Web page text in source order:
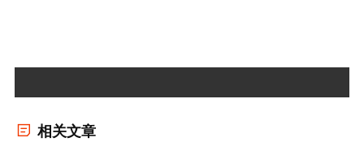
相关文章